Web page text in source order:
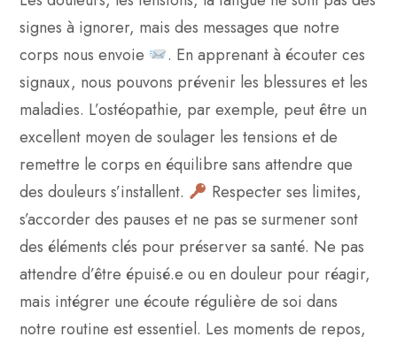
signes à ignorer, mais des messages que notre
corps nous envoie
. En apprenant à écouter ces
signaux, nous pouvons prévenir les blessures et les
maladies. L’ostéopathie, par exemple, peut être un
excellent moyen de soulager les tensions et de
remettre le corps en équilibre sans attendre que
des douleurs s’installent.
Respecter ses limites,
s’accorder des pauses et ne pas se surmener sont
des éléments clés pour préserver sa santé. Ne pas
attendre d’être épuisé.e ou en douleur pour réagir,
mais intégrer une écoute régulière de soi dans
notre routine est essentiel. Les moments de repos,